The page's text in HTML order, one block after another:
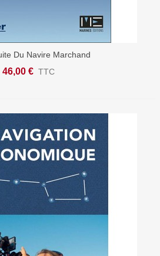
Du Navire Marchand
46,00 € TTC